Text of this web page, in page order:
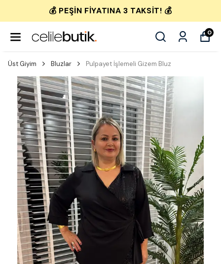
💰 PEŞIN FIYATINA 3 TAKSIT! 💰
0
Üst Giyim Bluzlar Pulpayet İşlemeli Gizem Bluz